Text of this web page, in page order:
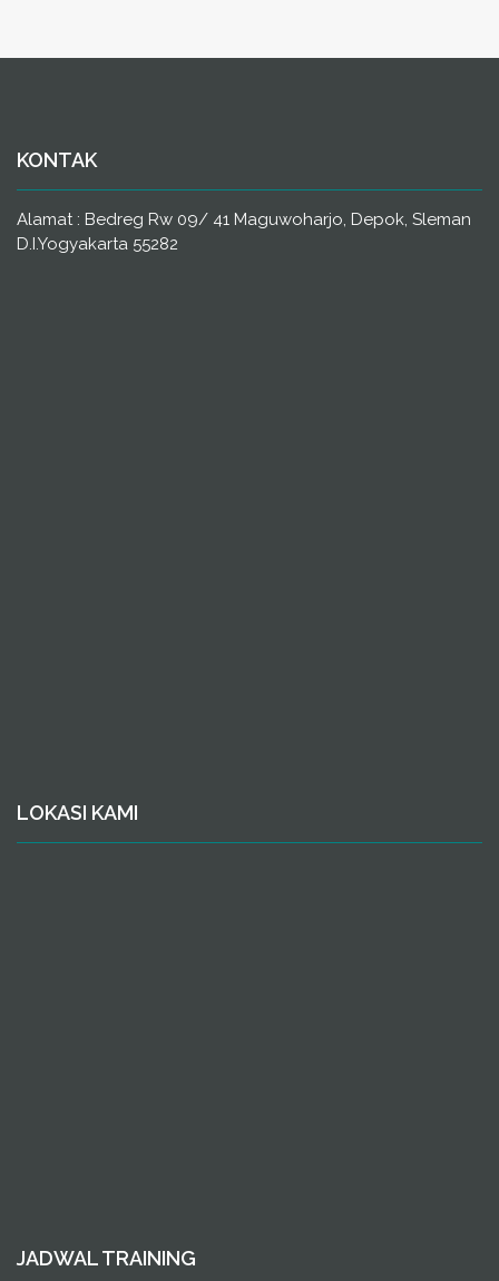
KONTAK
Alamat : Bedreg Rw 09/ 41 Maguwoharjo, Depok, Sleman
D.I.Yogyakarta 55282
LOKASI KAMI
JADWAL TRAINING